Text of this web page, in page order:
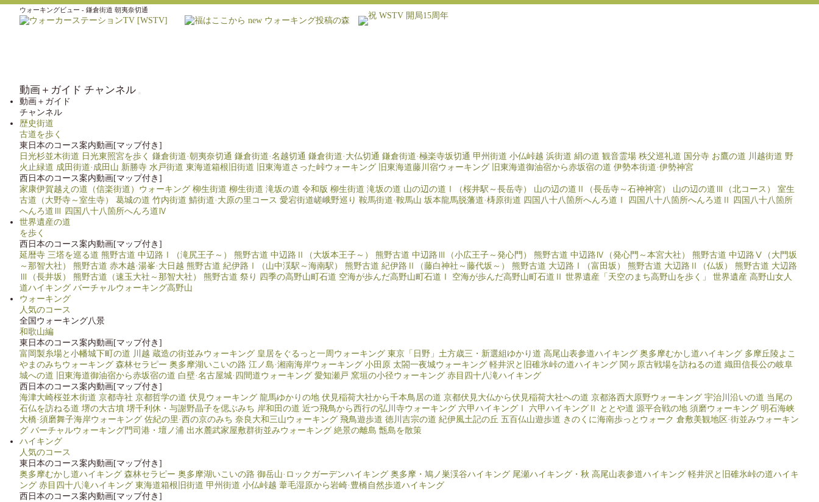
ウォーキングビュー - 鎌倉街道 朝夷奈切通
動画＋ガイド チャンネル
動画＋ガイド
チャンネル
歴史街道
古道を歩く
東日本のコース案内動画[マップ付き]
日光杉並木街道 日光東照宮を歩く 鎌倉街道·朝夷奈切通 鎌倉街道·名越切通 鎌倉街道·大仏切通 鎌倉街道·極楽寺坂切通 甲州街道 小仏峠越 浜街道 絹の道 観音霊場 秩父巡礼道 国分寺 お鷹の道 川越街道 野
火止緑道 成田街道·成田山 新勝寺 水戸街道 東海道箱根旧街道 旧東海道さった峠ウォーキング 旧東海道藤川宿ウォーキング 旧東海道御油宿から赤坂宿の道 伊勢本街道·伊勢神宮
西日本のコース案内動画[マップ付き]
家康伊賀越えの道（信楽街道）ウォーキング 柳生街道 柳生街道 滝坂の道 令和版 柳生街道 滝坂の道 山の辺の道Ⅰ（桜井駅～長岳寺） 山の辺の道Ⅱ（長岳寺～石神神宮） 山の辺の道Ⅲ（北コース）
室生
古道（大野寺～室生寺）
葛城の道 竹内街道 鯖街道·大原の里コース 愛宕街道嵯峨野巡り 鞍馬街道·鞍馬山 坂本龍馬脱藩道·梼原街道 四国八十八箇所へんろ道Ⅰ 四国八十八箇所へんろ道Ⅱ
四国八十八箇所
へんろ道Ⅲ
四国八十八箇所へんろ道Ⅳ
世界遺産の道
を歩く
西日本のコース案内動画[マップ付き]
延暦寺 三塔を巡る道 熊野古道 中辺路Ⅰ（滝尻王子～） 熊野古道 中辺路Ⅱ（大坂本王子～） 熊野古道 中辺路Ⅲ（小広王子～発心門） 熊野古道 中辺路Ⅳ（発心門～本宮大社）
熊野古道 中辺路Ⅴ（大門坂
～那智大社）
熊野古道 赤木越·湯峯·大日越 熊野古道 紀伊路Ⅰ（山中渓駅～海南駅） 熊野古道 紀伊路Ⅱ（藤白神社～藤代坂～） 熊野古道 大辺路Ⅰ（富田坂） 熊野古道 大辺路Ⅱ（仏坂）
熊野古道 大辺路
Ⅲ（長井坂）
熊野古道（速玉大社～那智大社） 熊野古道 祭り 四季の高野山町石道 空海が歩んだ高野山町石道Ⅰ 空海が歩んだ高野山町石道Ⅱ 世界遺産「天空のまち高野山を歩く」
世界遺産 高野山女人
道ハイキング バーチャルウォーキング高野山
ウォーキング
人気のコース
全国ウォーキング八景
和歌山編
東日本のコース案内動画[マップ付き]
富岡製糸場と小幡城下町の道 川越 蔵造の街並みウォーキング 皇居をぐるっと一周ウォーキング 東京「日野」土方歳三・新選組ゆかり道 高尾山表参道ハイキング 奥多摩むかし道ハイキング 多摩丘陵よこ
やまのみちウォーキング 森林セラピー 奥多摩湖いこいの路 江ノ島·湘南海岸ウォーキング 小田原 太閤一夜城ウォーキング 軽井沢と旧碓氷峠の道ハイキング 関ヶ原古戦場を訪ねるの道 織田信長公の岐阜
城への道
旧東海道御油宿から赤坂宿の道 白壁·名古屋城·四間道ウォーキング 愛知瀬戸 窯垣の小径ウォーキング 赤目四十八滝ハイキング
西日本のコース案内動画[マップ付き]
海津大崎桜並木街道 京都寺社 京都哲学の道 伏見ウォーキング 龍馬ゆかりの地 伏見稲荷大社から千本鳥居の道 京都伏見大仏から伏見稲荷大社への道 京都洛西大原野ウォーキング 宇治川沿いの道 当尾の
石仏を訪ねる道 堺の大古墳 堺千利休・与謝野晶子を偲ぶみち 岸和田の道 近つ飛鳥から西行の弘川寺ウォーキング 六甲ハイキングⅠ 六甲ハイキングⅡ ととや道 源平合戦の地 須磨ウォーキング 明石海峡
大橋·須磨舞子海岸ウォーキング 佐紀の里·西の京のみち 奈良大和三山ウォーキング 飛鳥遊歩道 徳川吉宗の道 紀伊風土記の丘 五百仏山遊歩道 きのくに海南歩っとウォーク 倉敷美観地区·街並みウォーキン
グ バーチャルウォーキング門司港・壇ノ浦 出水麓武家屋敷群街並みウォーキング 絶景の離島 甑島を散策
ハイキング
人気のコース
東日本のコース案内動画[マップ付き]
奥多摩むかし道ハイキング 森林セラピー 奥多摩湖いこいの路 御岳山·ロックガーデンハイキング 奥多摩・鳩ノ巣渓谷ハイキング 尾瀬ハイキング・秋 高尾山表参道ハイキング 軽井沢と旧碓氷峠の道ハイキ
ング 赤目四十八滝ハイキング 東海道箱根旧街道 甲州街道 小仏峠越 葦毛湿原から岩崎·豊橋自然歩道ハイキング
西日本のコース案内動画[マップ付き]